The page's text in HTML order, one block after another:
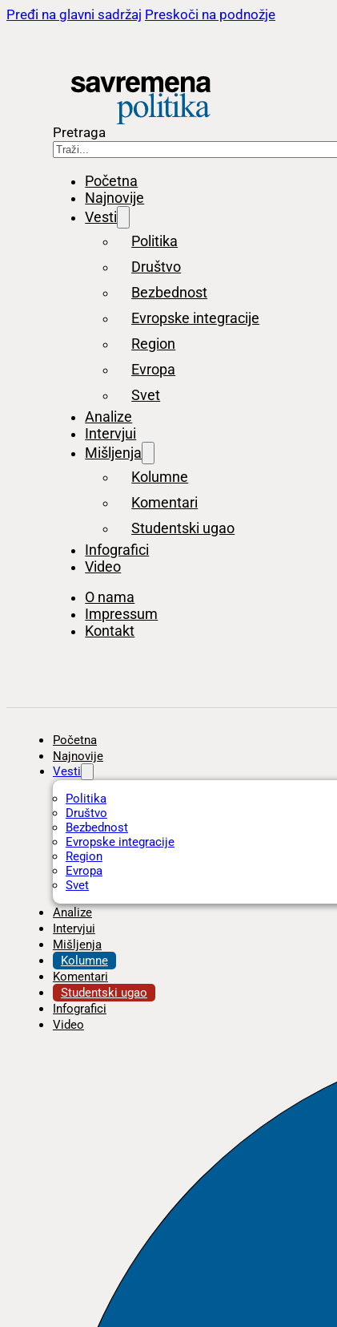
Pređi na glavni sadržaj Preskoči na podnožje
Pretraga
Početna
Najnovije
Vesti
Politika
Društvo
Bezbednost
Evropske integracije
Region
Evropa
Svet
Analize
Intervjui
Mišljenja
Kolumne
Komentari
Studentski ugao
Infografici
Video
O nama
Impressum
Kontakt
Početna
Najnovije
Vesti
Politika
Društvo
Bezbednost
Evropske integracije
Region
Evropa
Svet
Analize
Intervjui
Mišljenja
Kolumne
Komentari
Studentski ugao
Infografici
Video